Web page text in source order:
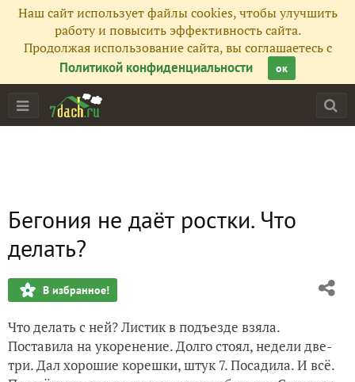
Наш сайт использует файлы cookies, чтобы улучшить
работу и повысить эффективность сайта.
Продолжая использование сайта, вы соглашаетесь с
Политикой конфиденциальности
ок
Бегония не даёт ростки. Что
делать?
В избранное!
Что делать с ней? Листик в подъезде взяла.
Поставила на укоренение. Долго стоял, недели две-
три. Дал хорошие корешки, штук 7. Посадила. И всё.